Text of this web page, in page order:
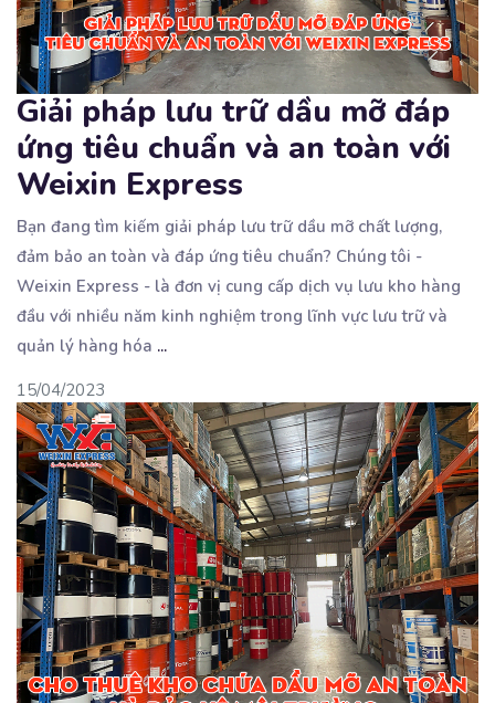
Giải pháp lưu trữ dầu mỡ đáp
ứng tiêu chuẩn và an toàn với
Weixin Express
Bạn đang tìm kiếm giải pháp lưu trữ dầu mỡ chất lượng,
đảm bảo an toàn và đáp ứng tiêu chuẩn? Chúng tôi -
Weixin Express - là đơn vị cung cấp dịch vụ lưu kho hàng
đầu với nhiều năm kinh nghiệm trong lĩnh vực lưu trữ và
quản lý hàng hóa ...
15/04/2023